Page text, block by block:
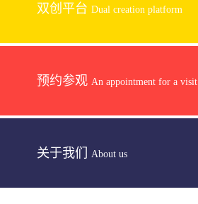
双创平台 Dual creation platform
预约参观 An appointment for a visit
关于我们 About us